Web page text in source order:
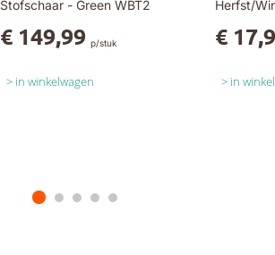
Stofschaar - Green WBT2
€ 149,99 p/stuk
in winkelwagen
Herfst/
€
in